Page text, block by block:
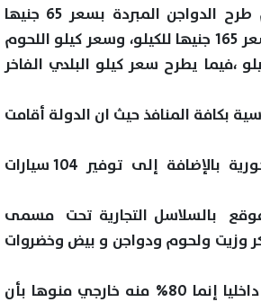
وفيما يتعلق بالدواجن أكد المصيلحي أنه يتم طرح الدواجن المبردة بسعر 65 جنيها
للكيلو،فيما يتم طرح كيلو اللحوم السودانية بسعر 165 جنيها للكيلو، وسعر كيلو اللحوم
من 180 إلى 190 جنيه للكيلو ،فيما يطرح سعر كيلو البلدي الفاخر
بكافة المنافذ حيث ان الدولة أقامت
550 شادر"اهلا رمضان" على مستوى الجمهورية بالإضافة إلى توفير 104 سيارات
المصيلحي إلى مشاركة أكثر من 1500 موقع بالسلاسل التجارية تحت مسمى
وزيت ولحوم ودواجن و بيض وخضروات
وأكد أن التضخم في الأسعار الحالي ليس كله داخليا إنما 80% منه خارجي منوها بأن